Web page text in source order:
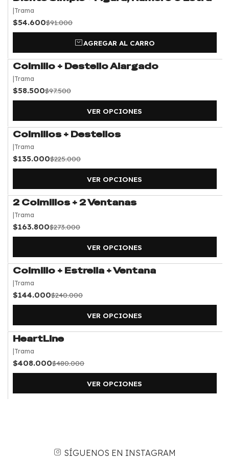
15 días hábiles desde que realizas o recibimos tu
muestra.
Cuando esté listo, puedes:
• Retirar en taller
• Solicitar envío por pagar
-40%OFF
Trama
$54.600$91.000
AGREGAR AL CARRO
-40%OFF
Colmillo + Destello Alargado
Trama
$58.500$97.500
VER OPCIONES
-40%OFF
Colmillos + Destellos
Trama
$135.000$225.000
VER OPCIONES
-40%OFF
2 Colmillos + 2 Ventanas
Trama
$163.800$273.000
VER OPCIONES
-40%OFF
Colmillo + Estrella + Ventana
Trama
$144.000$240.000
VER OPCIONES
-15% OFF
HeartLine
Trama
$408.000$480.000
VER OPCIONES
SÍGUENOS EN INSTAGRAM